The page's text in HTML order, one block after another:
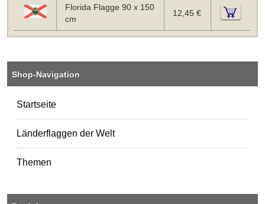
Florida Flagge 90 x 150
cm
12,45 €
Shop-Navigation
Startseite
Länderflaggen der Welt
Themen